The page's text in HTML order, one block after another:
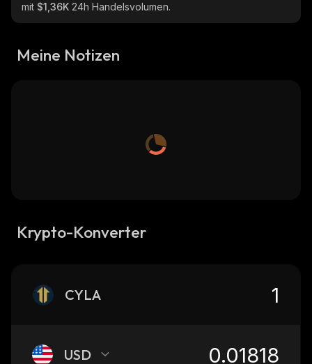
mit $1,36K 24h Handelsvolumen.
Meine Notizen
Krypto-Konverter
CYLA
USD